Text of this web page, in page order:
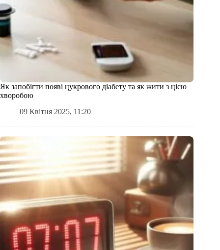
Як запобігти появі цукрового діабету та як жити з цією
хворобою
09 Квітня 2025, 11:20